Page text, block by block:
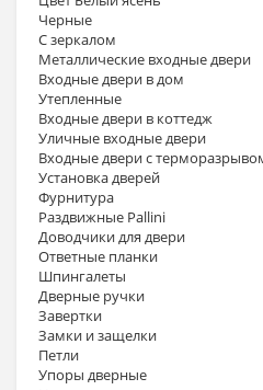
Черные
С зеркалом
Металлические входные двери
Входные двери в дом
Утепленные
Входные двери в коттедж
Уличные входные двери
Входные двери с
Установка дверей
Фурнитура
Раздвижные Pallini
Доводчики для двери
Ответные планки
Шпингалеты
Дверные ручки
Завертки
Замки и защелки
Петли
Упоры дверные